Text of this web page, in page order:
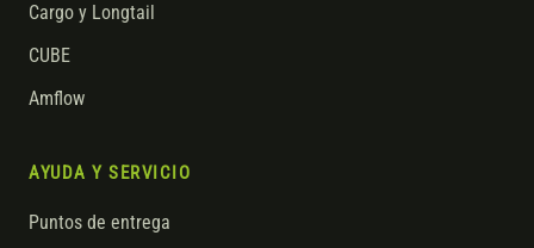
Cargo y Longtail
CUBE
Amflow
AYUDA Y SERVICIO
Puntos de entrega